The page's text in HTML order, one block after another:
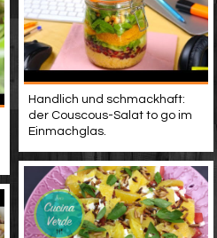
Handlich und schmackhaft:
der Couscous-Salat to go im
Einmachglas.